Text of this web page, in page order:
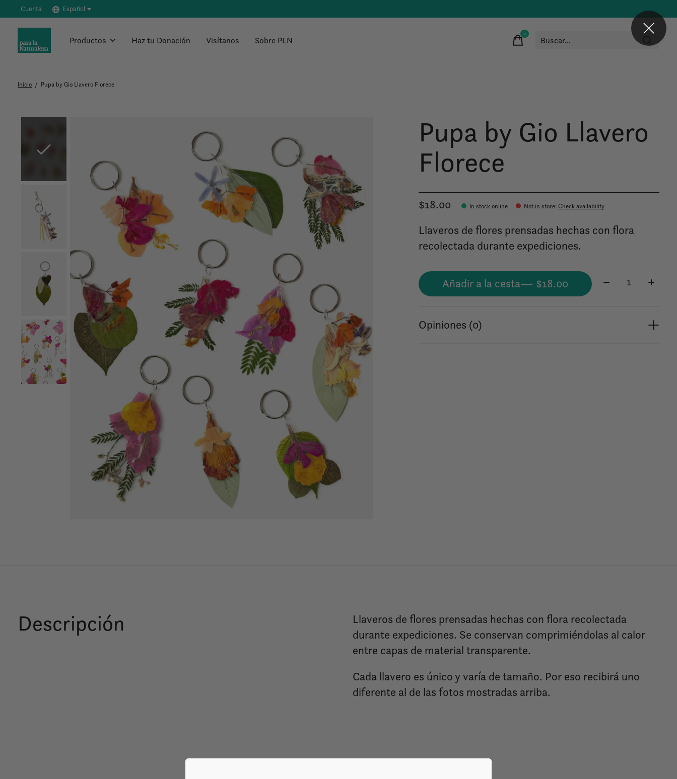
Cuenta Español
Productos Haz tu Donación Visítanos Sobre PLN
0items
Inicio / Pupa by Gio Llavero Florece
Pupa by Gio Llavero
Florece
$18.00 In stock online Not in store:Check availability
Llaveros de flores prensadas hechas con flora
recolectada durante expediciones.
Añadir a la cesta — $18.00 Cantidad:
Opiniones (0)
Descripción
Llaveros de flores prensadas hechas con flora recolectada
durante expediciones. Se conservan comprimiéndolas al calor
entre capas de material transparente.
Cada llavero es único y varía de tamaño. Por eso recibirá uno
diferente al de las fotos mostradas arriba.